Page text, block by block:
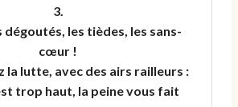
3.
dégoutés, les tièdes, les sans-
cœur !
la lutte, avec des airs railleurs :
trop haut, la peine vous fait